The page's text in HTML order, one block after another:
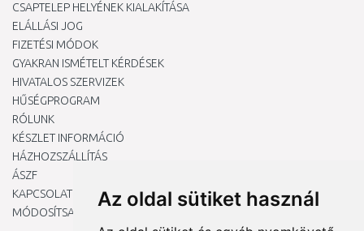
Az oldal sütiket használ
CSAPTELEP HELYÉNEK KIALAKÍTÁSA
ELÁLLÁSI JOG
FIZETÉSI MÓDOK
GYAKRAN ISMÉTELT KÉRDÉSEK
HIVATALOS SZERVIZEK
HŰSÉGPROGRAM
RÓLUNK
KÉSZLET INFORMÁCIÓ
HÁZHOZSZÁLLÍTÁS
ÁSZF
KAPCSOLAT
MÓDOSÍTSA A COOKIE-BEÁLLÍTÁSAIMAT